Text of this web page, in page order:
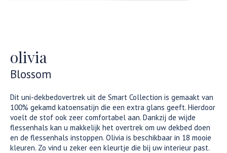
olivia
Blossom
Dit uni-dekbedovertrek uit de Smart Collection is gemaakt van
100% gekamd katoensatijn die een extra glans geeft. Hierdoor
voelt de stof ook zeer comfortabel aan. Dankzij de wijde
flessenhals kan u makkelijk het overtrek om uw dekbed doen
en de flessenhals instoppen. Olivia is beschikbaar in 18 mooie
kleuren. Zo vind u zeker een kleurtje die bij uw interieur past.